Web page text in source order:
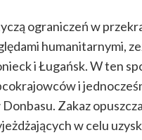
ograniczeń w
humanitarnymi,
i Ługańsk. W ten
i
Zakaz
w celu